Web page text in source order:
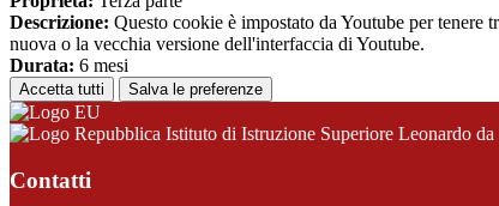
Descrizione: Questo cookie è impostato da Youtube per
nuova o la vecchia versione dell'interfaccia di Youtube.
Durata: 6 mesi
Accetta tutti Salva le preferenze
Istituto di Istruzione Superiore Leonardo
Contatti